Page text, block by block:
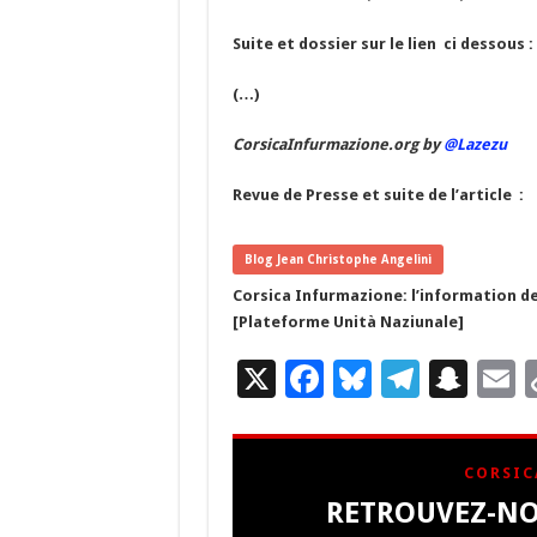
Suite et dossier sur le lien ci dessous :
(…)
CorsicaInfurmazione.org by@Lazezu
Revue de Presse et suite de l’article :
Blog Jean Christophe Angelini
Corsica Infurmazione: l’information
[Plateforme Unità Naziunale]
X F
b
Bl
ky
T
gr
S
a
p
E
l
RETROUVEZ-